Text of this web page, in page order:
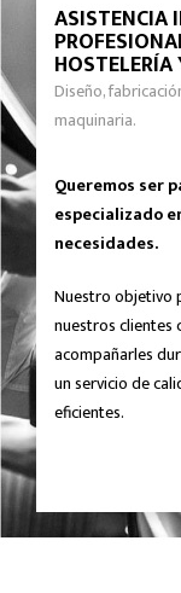
ASISTENCIA
Diseño,
maquinaria.
Queremos ser
especializado
necesidades.
Nuestro objetivo
nuestros clientes
acompañarles
un servicio de
eficientes.